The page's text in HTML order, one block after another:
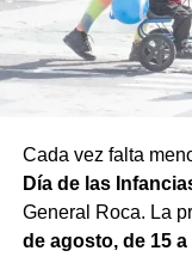
Cada vez falta
Día de las
General Roca. La
de agosto, de 15